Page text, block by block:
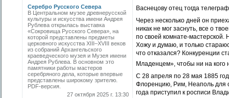
Серебро Русского Севера
В Центральном музее древнерусской
культуры и искусства имени Андрея
Рублева открылась выставка
«Сокровища Русского Севера», на
которой представлены предметы
церковного искусства XIII–XVIII веков
из собраний Архангельского
краеведческого музея и Музея имени
Андрея Рублева. В основном это
памятники работы мастеров
серебряного дела, которые впервые
представлены широкому зрителю.
PDF-версия.
27 октября 2025 г. 13:30
Васнецову отец тогда
Через несколько дней он
никак не мог заснуть, все о
по своей комнате-
Хожу и думаю, и только
что отказался? Конкуренции
Младенцем», чтобы ни на кого
С 28 апреля по 28 мая 1885
Флоренцию, Рим, Неаполь для
года приступил к росписи